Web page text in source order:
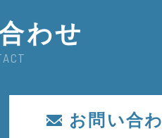
わせ
お問い合